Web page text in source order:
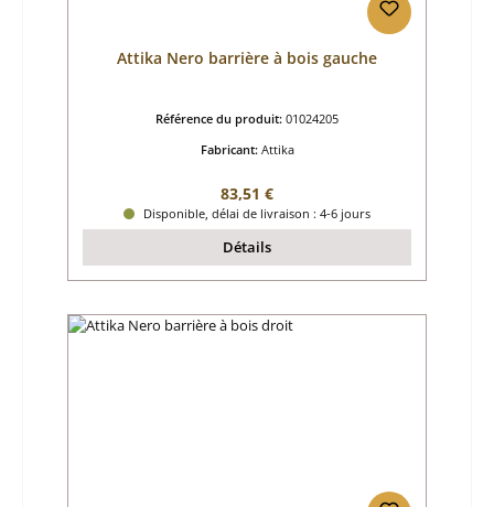
Attika Nero barrière à bois gauche
Référence du produit: 01024205
Fabricant: Attika
Prix régulier :
83,51 €
Disponible, délai de livraison : 4-6 jours
Détails